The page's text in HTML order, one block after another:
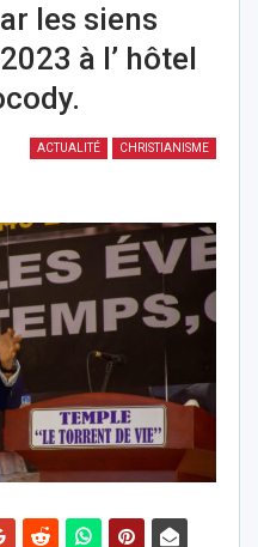
les siens
à l’ hôtel
ACTUALITÉ CHRISTIANISME